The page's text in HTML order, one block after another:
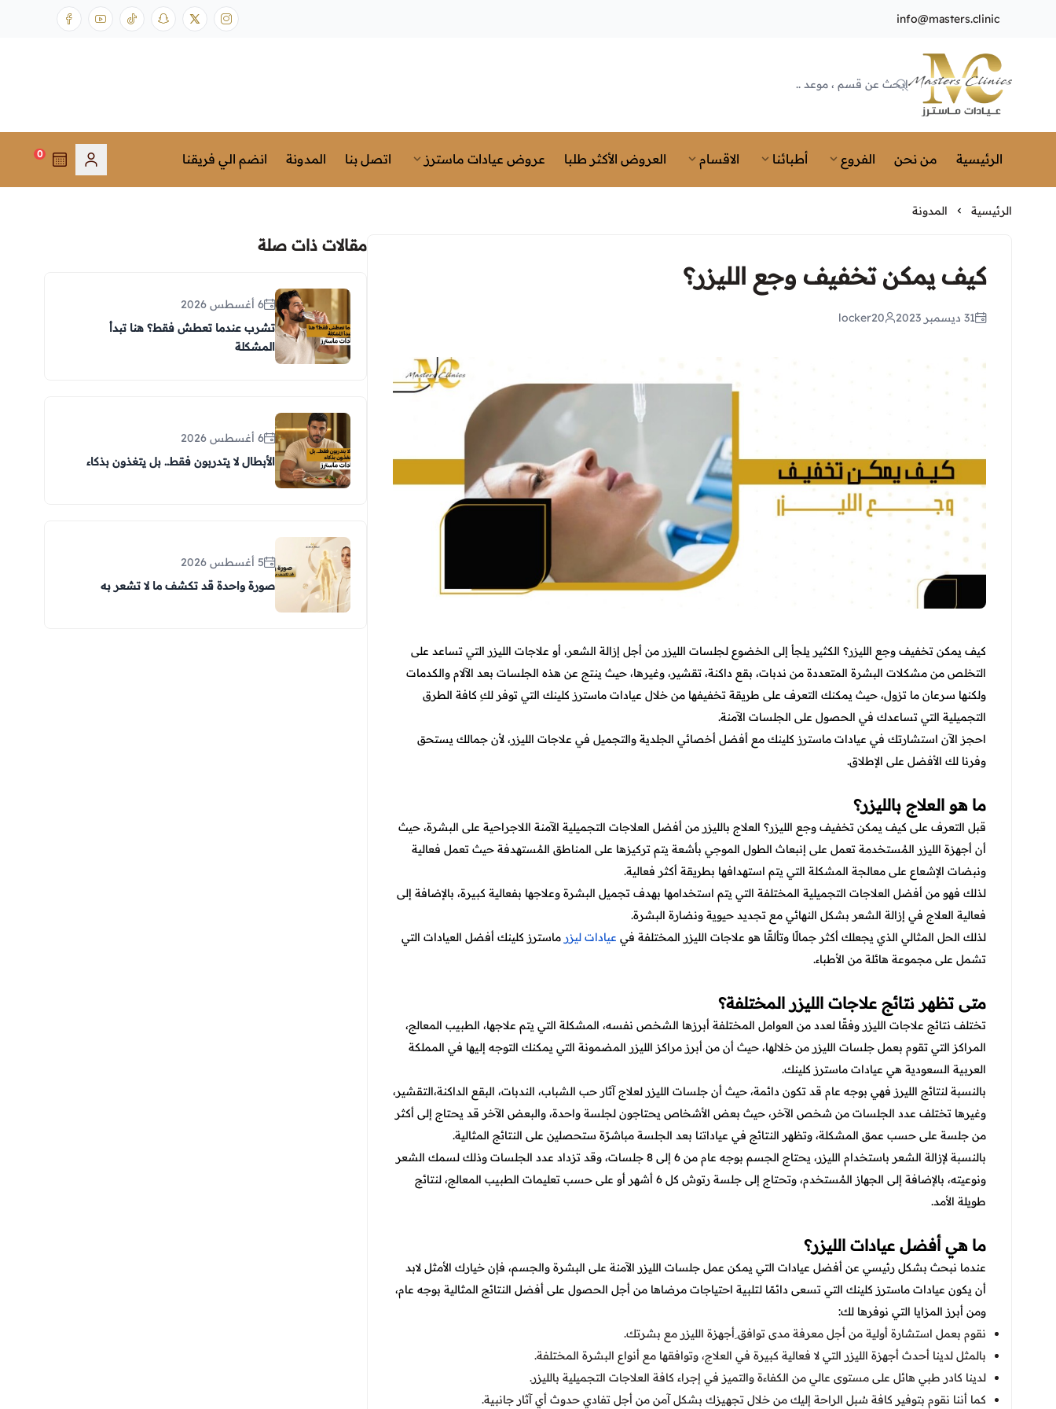
info@masters.clinic
Masters Clinics
الرئيسية من نحن الفروع أطبائنا الاقسام العروض الأكثر طلبا عروض عيادات ماسترز اتصل بنا المدونة انضم الي فريقنا 0
الرئيسية المدونة
كيف يمكن تخفيف وجع الليزر؟
31 ديسمبر 2023 locker20
كيف يمكن تخفيف وجع الليزر؟ الكثير يلجأ إلى الخضوع لجلسات الليزر من أجل إزالة الشعر، أو علاجات الليزر التي تساعد على
التخلص من مشكلات البشرة المتعددة من ندبات، بقع داكنة، تقشير، وغيرها، حيث ينتج عن هذه الجلسات بعد الآلام والكدمات
ولكنها سرعان ما تزول، حيث يمكنك التعرف على طريقة تخفيفها من خلال عيادات ماسترز كلينك التي توفر لكِ كافة الطرق
التجميلية التي تساعدك في الحصول على الجلسات الآمنة.
احجز الآن استشارتك في عيادات ماسترز كلينك مع أفضل أخصائي الجلدية والتجميل في علاجات الليزر، لأن جمالك يستحق
وفرنا لك الأفضل على الإطلاق.
ما هو العلاج بالليزر؟
قبل التعرف على كيف يمكن تخفيف وجع الليزر؟ العلاج بالليزر من أفضل العلاجات التجميلية الآمنة اللاجراحية على البشرة، حيث
أن أجهزة الليزر المُستخدمة تعمل على إنبعاث الطول الموجي بأشعة يتم تركيزها على المناطق المُستهدفة حيث تعمل فعالية
ونبضات الإشعاع على معالجة المشكلة التي يتم استهدافها بطريقة أكثر فعالية.
لذلك فهو من أفضل العلاجات التجميلية المختلفة التي يتم استخدامها بهدف تجميل البشرة وعلاجها بفعالية كبيرة، بالإضافة إلى
فعالية العلاج في إزالة الشعر بشكل النهائي مع تجديد حيوية ونضارة البشرة.
لذلك الحل المثالي الذي يجعلك أكثر جمالًا وتألقًا هو علاجات الليزر المختلفة في عيادات ليزر ماسترز كلينك أفضل العيادات التي
تشمل على مجموعة هائلة من الأطباء.
متى تظهر نتائج علاجات الليزر المختلفة؟
تختلف نتائج علاجات الليزر وفقًا لعدد من العوامل المختلفة أبرزها الشخص نفسه، المشكلة التي يتم علاجها، الطبيب المعالج،
المراكز التي تقوم بعمل جلسات الليزر من خلالها، حيث أن من أبرز مراكز الليزر المضمونة التي يمكنك التوجه إليها في المملكة
العربية السعودية هي عيادات ماسترز كلينك.
بالنسبة لنتائج الليرز فهي بوجه عام قد تكون دائمة، حيث أن جلسات الليزر لعلاج آثار حب الشباب، الندبات، البقع الداكنة،التقشير،
وغيرها تختلف عدد الجلسات من شخص الآخر، حيث بعض الأشخاص يحتاجون لجلسة واحدة، والبعض الآخر قد يحتاج إلى أكثر
من جلسة على حسب عمق المشكلة، وتظهر النتائج في عياداتنا بعد الجلسة مباشرًة ستحصلين على النتائج المثالية.
بالنسبة لإزالة الشعر باستخدام الليزر، يحتاج الجسم بوجه عام من 6 إلى 8 جلسات، وقد تزداد عدد الجلسات وذلك لسمك الشعر
ونوعيته، بالإضافة إلى الجهاز المُستخدم، وتحتاج إلى جلسة رتوش كل 6 أشهر أو على حسب تعليمات الطبيب المعالج، لنتائج
طويلة الأمد.
ما هي أفضل عيادات الليزر؟
عندما نبحث بشكل رئيسي عن أفضل عيادات التي يمكن عمل جلسات الليزر الآمنة على البشرة والجسم، فإن خيارك الأمثل لابد
أن يكون عيادات ماسترز كلينك التي تسعى دائمًا لتلبية احتياجات مرضاها من أجل الحصول على أفضل النتائج المثالية بوجه عام،
ومن أبرز المزايا التي نوفرها لك:
نقوم بعمل استشارة أولية من أجل معرفة مدى توافق ِأجهزة الليزر مع بشرتك.
بالمثل لدينا أحدث أجهزة الليزر التي لا فعالية كبيرة في العلاج، وتوافقها مع أنواع البشرة المختلفة.
لدينا كادر طبي هائل على مستوى عالي من الكفاءة والتميز في إجراء كافة العلاجات التجميلية بالليزر.
كما أننا نقوم بتوفير كافة سُبل الراحة إليك من خلال تجهيزك بشكل آمن من أجل تفادي حدوث أي آثار جانبية.
مقالات ذات صلة
6 أغسطس 2026
تشرب عندما تعطش فقط؟ هنا تبدأ
المشكلة
6 أغسطس 2026
الأبطال لا يتدربون فقط.. بل يتغذون بذكاء
5 أغسطس 2026
صورة واحدة قد تكشف ما لا تشعر به